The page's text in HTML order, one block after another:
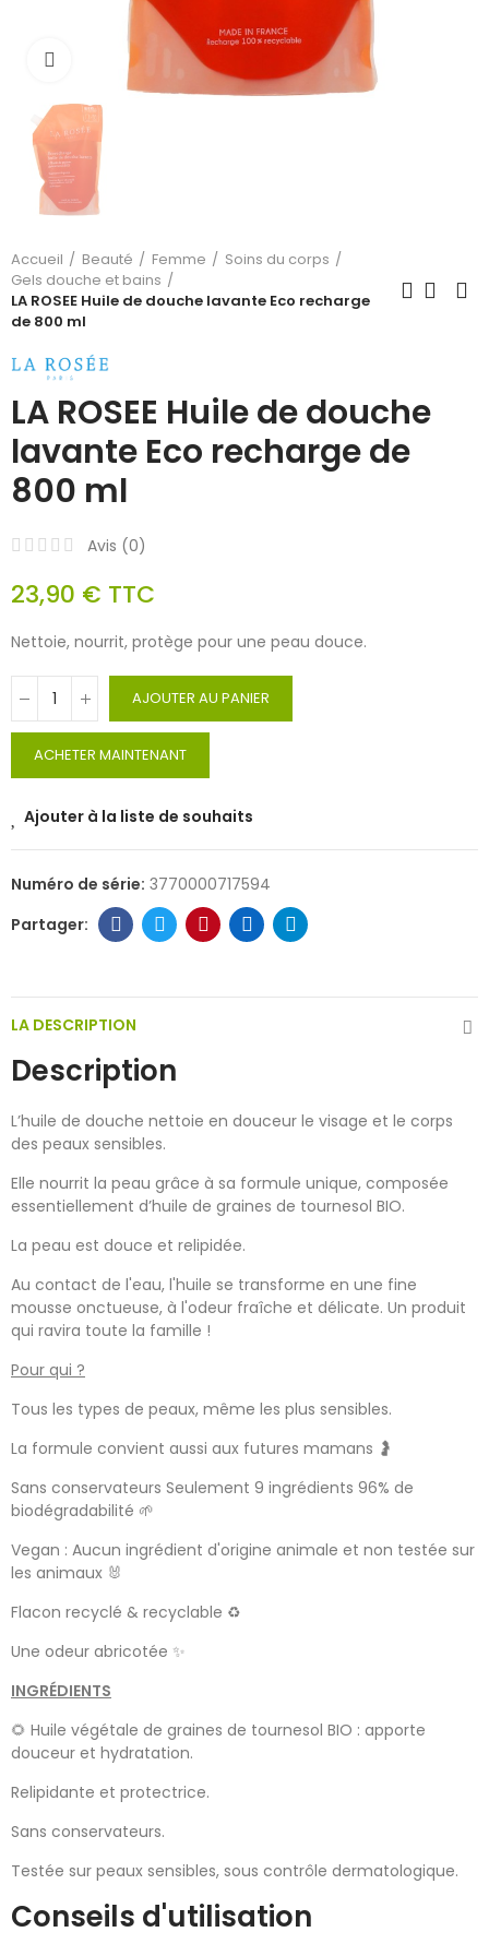
Cliquez pour agrandir
Accueil Beauté Femme
Soins du corps
Gels douche et bains
LA ROSEE Huile de douche lavante Eco recharge
de 800 ml
LA ROSEE Huile de douche
lavante Eco recharge de
800 ml
Avis (0)
23,90 € TTC
Nettoie, nourrit, protège pour une peau douce.
AJOUTER AU PANIER
ACHETER MAINTENANT
Ajouter à la liste de souhaits
Numéro de série: 3770000717594
LA DESCRIPTION
Description
L’huile de douche nettoie en douceur le visage et le corps
des peaux sensibles.
Elle nourrit la peau grâce à sa formule unique, composée
essentiellement d’huile de graines de tournesol BIO.
La peau est douce et relipidée.
Au contact de l'eau, l'huile se transforme en une fine
mousse onctueuse, à l'odeur fraîche et délicate. Un produit
qui ravira toute la famille !
Pour qui ?
Tous les types de peaux, même les plus sensibles.
La formule convient aussi aux futures mamans 🤰
Sans conservateurs Seulement 9 ingrédients 96% de
biodégradabilité 🌱
Vegan : Aucun ingrédient d'origine animale et non testée sur
les animaux 🐰
Flacon recyclé & recyclable ♻️
Une odeur abricotée ✨
INGRÉDIENTS
🌻 Huile végétale de graines de tournesol BIO : apporte
douceur et hydratation.
Relipidante et protectrice.
Sans conservateurs.
Testée sur peaux sensibles, sous contrôle dermatologique.
Conseils d'utilisation